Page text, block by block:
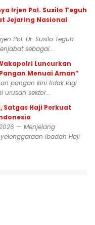
Irjen Pol. Susilo Teguh
Jejaring Nasional
Pol. Dr. Susilo Teguh
sebagai...
Luncurkan
Menuai Aman”
pangan kini tidak lagi
urusan sektor...
Satgas Haji Perkuat
— Menjelang
Ibadah Haji